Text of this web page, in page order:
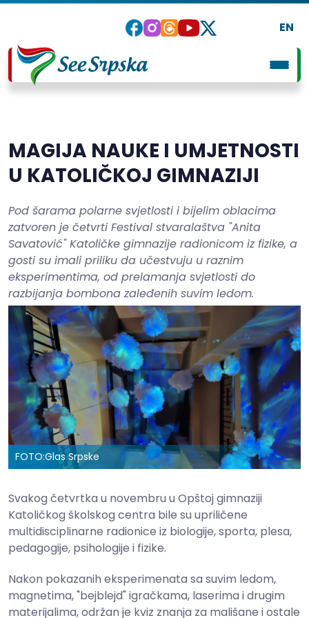
EN
MAGIJA NAUKE I UMJETNOSTI
U KATOLIČKOJ GIMNAZIJI
Pod šarama polarne svjetlosti i bijelim oblacima
zatvoren je četvrti Festival stvaralaštva "Anita
Savatović" Katoličke gimnazije radionicom iz fizike, a
gosti su imali priliku da učestvuju u raznim
eksperimentima, od prelamanja svjetlosti do
razbijanja bombona zaleđenih suvim ledom.
FOTO:Glas Srpske
Svakog četvrtka u novembru u Opštoj gimnaziji
Katoličkog školskog centra bile su upriličene
multidisciplinarne radionice iz biologije, sporta, plesa,
pedagogije, psihologije i fizike.
Nakon pokazanih eksperimenata sa suvim ledom,
magnetima, "bejblejd" igračkama, laserima i drugim
materijalima, održan je kviz znanja za mališane i ostale